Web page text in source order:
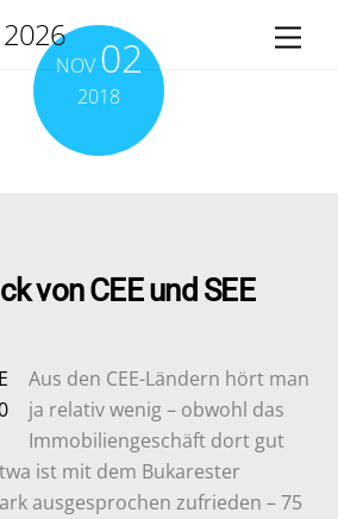
NOV 02
2018
von CEE und SEE
Aus den CEE-Ländern hört man
ja relativ wenig – obwohl das
Immobiliengeschäft dort gut
ist mit dem Bukarester
ausgesprochen zufrieden – 75